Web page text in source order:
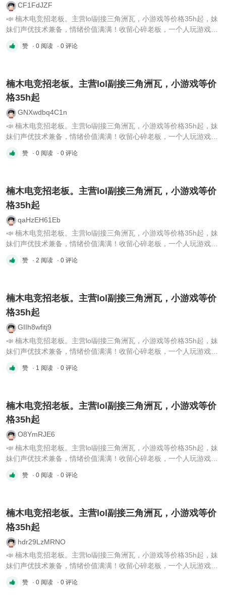
CF1FdJZF
📣 楠木电竞招老板。主营lol副接三角洲瓦，小游戏等价格35h起，妹
妹们声优技术兼备，情绪价值满满！收留心碎老板，一个人玩游戏寂
赞 · 0 阅读 · 0 评论
楠木电竞招老板。主营lol副接三角洲瓦，小游戏等价
格35h起
GNXwdbq4C1n
📣 楠木电竞招老板。主营lol副接三角洲瓦，小游戏等价格35h起，妹
妹们声优技术兼备，情绪价值满满！收留心碎老板，一个人玩游戏寂
赞 · 0 阅读 · 0 评论
楠木电竞招老板。主营lol副接三角洲瓦，小游戏等价
格35h起
qaHzEH61Eb
📣 楠木电竞招老板。主营lol副接三角洲瓦，小游戏等价格35h起，妹
妹们声优技术兼备，情绪价值满满！收留心碎老板，一个人玩游戏寂
赞 · 2 阅读 · 0 评论
楠木电竞招老板。主营lol副接三角洲瓦，小游戏等价
格35h起
GIIh8wfitj9
📣 楠木电竞招老板。主营lol副接三角洲瓦，小游戏等价格35h起，妹
妹们声优技术兼备，情绪价值满满！收留心碎老板，一个人玩游戏寂
赞 · 1 阅读 · 0 评论
楠木电竞招老板。主营lol副接三角洲瓦，小游戏等价
格35h起
O8YmRJE6
📣 楠木电竞招老板。主营lol副接三角洲瓦，小游戏等价格35h起，妹
妹们声优技术兼备，情绪价值满满！收留心碎老板，一个人玩游戏寂
赞 · 0 阅读 · 0 评论
楠木电竞招老板。主营lol副接三角洲瓦，小游戏等价
格35h起
hdr29LzMRNO
📣 楠木电竞招老板。主营lol副接三角洲瓦，小游戏等价格35h起，妹
妹们声优技术兼备，情绪价值满满！收留心碎老板，一个人玩游戏寂
赞 · 0 阅读 · 0 评论